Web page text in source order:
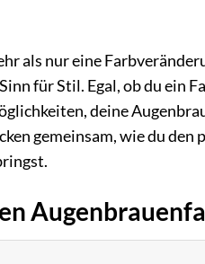
als nur eine
für Stil. Egal, ob du ein
deine
gemeinsam, wie du